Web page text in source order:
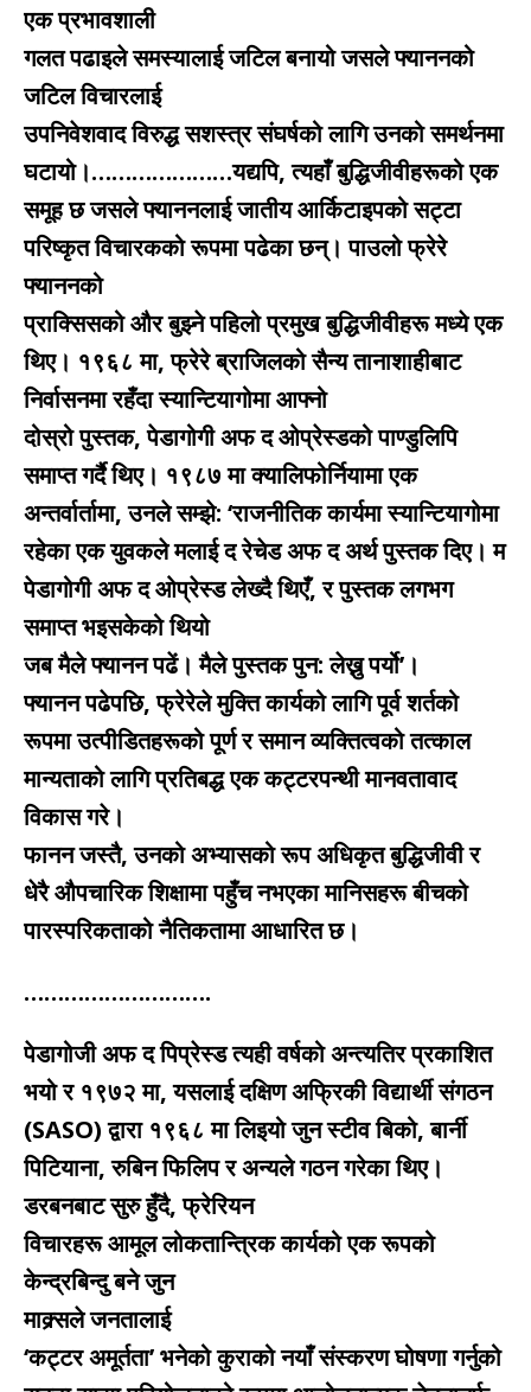
एक प्रभावशाली
गलत पढाइले समस्यालाई जटिल बनायो जसले फ्याननको
जटिल विचारलाई
उपनिवेशवाद विरुद्ध सशस्त्र संघर्षको लागि उनको समर्थनमा
घटायो।…………………यद्यपि, त्यहाँ बुद्धिजीवीहरूको एक
समूह छ जसले फ्याननलाई जातीय आर्किटाइपको सट्टा
परिष्कृत विचारकको रूपमा पढेका छन्। पाउलो फ्रेरे
फ्याननको
प्राक्सिसको और बुझ्ने पहिलो प्रमुख बुद्धिजीवीहरू मध्ये एक
थिए। १९६८ मा, फ्रेरे ब्राजिलको सैन्य तानाशाहीबाट
निर्वासनमा रहँदा स्यान्टियागोमा आफ्नो
दोस्रो पुस्तक, पेडागोगी अफ द ओप्रेस्डको पाण्डुलिपि
समाप्त गर्दै थिए। १९८७ मा क्यालिफोर्नियामा एक
अन्तर्वार्तामा, उनले सम्झे: ‘राजनीतिक कार्यमा स्यान्टियागोमा
रहेका एक युवकले मलाई द रेचेड अफ द अर्थ पुस्तक दिए। म
पेडागोगी अफ द ओप्रेस्ड लेख्दै थिएँ, र पुस्तक लगभग
समाप्त भइसकेको थियो
जब मैले फ्यानन पढें। मैले पुस्तक पुन: लेख्नु पर्यो’।
फ्यानन पढेपछि, फ्रेरेले मुक्ति कार्यको लागि पूर्व शर्तको
रूपमा उत्पीडितहरूको पूर्ण र समान व्यक्तित्वको तत्काल
मान्यताको लागि प्रतिबद्ध एक कट्टरपन्थी मानवतावाद
विकास गरे।
फानन जस्तै, उनको अभ्यासको रूप अधिकृत बुद्धिजीवी र
धेरै औपचारिक शिक्षामा पहुँच नभएका मानिसहरू बीचको
पारस्परिकताको नैतिकतामा आधारित छ।
……………………….
पेडागोजी अफ द पिप्रेस्ड त्यही वर्षको अन्त्यतिर प्रकाशित
भयो र १९७२ मा, यसलाई दक्षिण अफ्रिकी विद्यार्थी संगठन
(SASO) द्वारा १९६८ मा लिइयो जुन स्टीव बिको, बार्नी
पिटियाना, रुबिन फिलिप र अन्यले गठन गरेका थिए।
डरबनबाट सुरु हुँदै, फ्रेरियन
विचारहरू आमूल लोकतान्त्रिक कार्यको एक रूपको
केन्द्रबिन्दु बने जुन
माक्र्सले जनतालाई
‘कट्टर अमूर्तता’ भनेको कुराको नयाँ संस्करण घोषणा गर्नुको